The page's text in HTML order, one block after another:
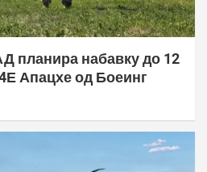
планира набавку до 12
Апацхе од Боеинг